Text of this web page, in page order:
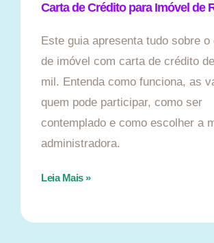
Carta de Crédito para Imóvel de
Este guia apresenta tudo sobre
de imóvel com carta de crédito
mil. Entenda como funciona, as
quem pode participar, como ser
contemplado e como escolher a
administradora.
Leia Mais »